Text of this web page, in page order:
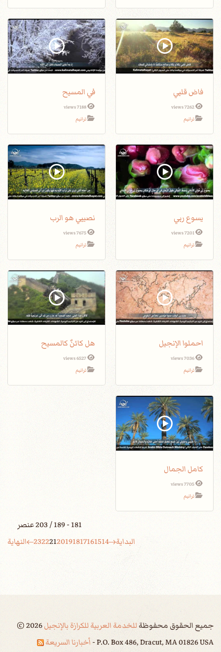
فاض قلبي
7262 views
ترانيم
في المسيح
7188 views
ترانيم
يسوع ربي
7201 views
ترانيم
نصيبي هو الرب
7675 views
ترانيم
احملوا الإنجيل
7036 views
ترانيم
هل كائنٌ كالمسيح
6527 views
ترانيم
كامل الجمال
7705 views
ترانيم
181 - 189 / 203 عنصر
البداية
14
15
16
17
18
19
20
21
22
23 النهاية
جميع الحقوق محفوظةللخدمة العربية للكرازة بالإنجيل ©2026
P.O. Box 486, Dracut, MA 01826 USA - أخبارنا السريعة